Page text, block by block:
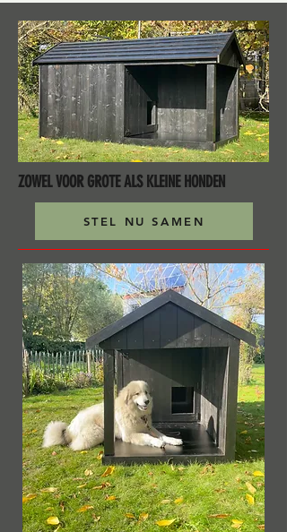
ZOWEL VOOR GROTE ALS KLEINE HONDEN
STEL NU SAMEN